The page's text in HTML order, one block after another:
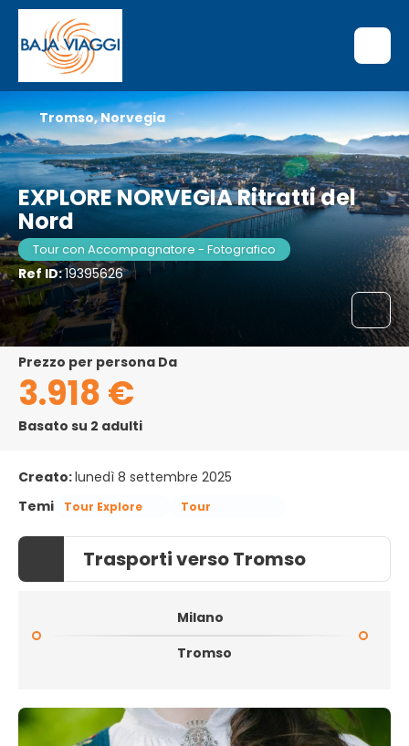
EXPLORE NORVEGIA Ritratti del
Nord
Tour con Accompagnatore - Fotografico
Ref ID:19395626
Tromso, Norvegia
Prezzo per persona Da
3.918 €
Basato su 2 adulti
Creato:lunedì 8 settembre 2025
Temi
Tour Explore Tour
Trasporti verso Tromso
Milano
Tromso